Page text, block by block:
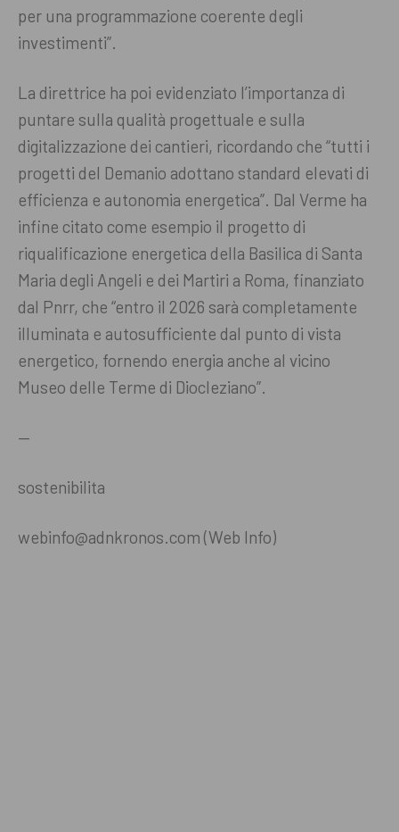
per una programmazione coerente degli
investimenti”.
La direttrice ha poi evidenziato l’importanza di
puntare sulla qualità progettuale e sulla
digitalizzazione dei cantieri, ricordando che “tutti i
progetti del Demanio adottano standard elevati di
efficienza e autonomia energetica”. Dal Verme ha
infine citato come esempio il progetto di
riqualificazione energetica della Basilica di Santa
Maria degli Angeli e dei Martiri a Roma, finanziato
dal Pnrr, che “entro il 2026 sarà completamente
illuminata e autosufficiente dal punto di vista
energetico, fornendo energia anche al vicino
Museo delle Terme di Diocleziano”.
—
sostenibilita
webinfo@adnkronos.com (Web Info)